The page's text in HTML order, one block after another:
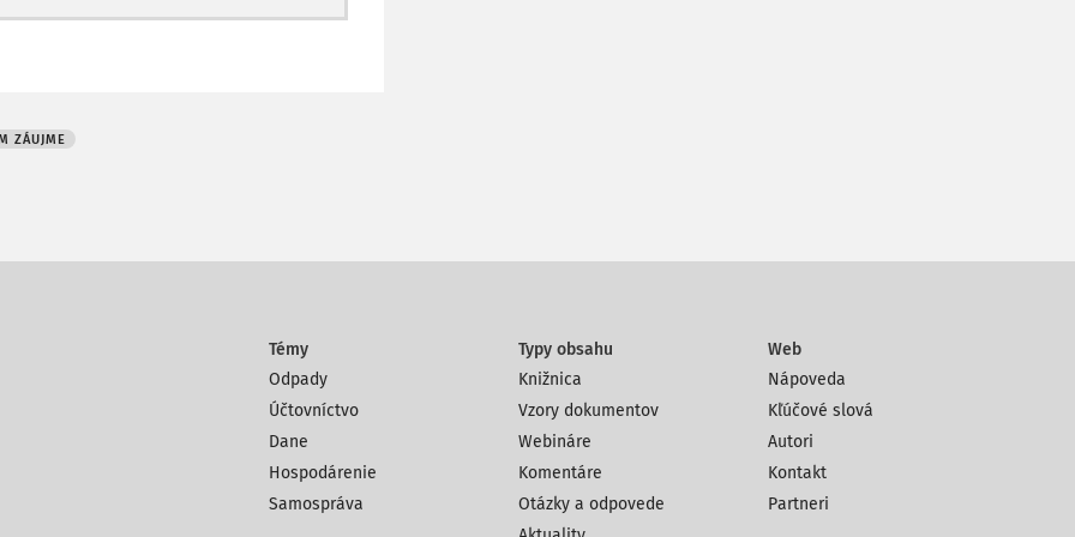
ZÁUJME
Témy
Odpady
Účtovníctvo
Dane
Hospodárenie
Samospráva
Typy obsahu
Knižnica
Vzory dokumentov
Webináre
Komentáre
Otázky a odpovede
Web
Nápoveda
Kľúčové slová
Autori
Kontakt
Partneri